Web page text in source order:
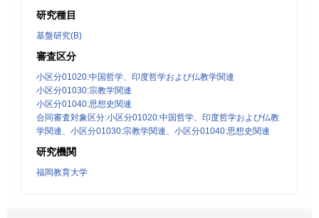
研究種目
基盤研究(B)
審査区分
小区分01020:中国哲学、印度哲学および仏教学関連
小区分01030:宗教学関連
小区分01040:思想史関連
合同審査対象区分:小区分01020:中国哲学、印度哲学および仏教
学関連、小区分01030:宗教学関連、小区分01040:思想史関連
研究機関
福岡教育大学